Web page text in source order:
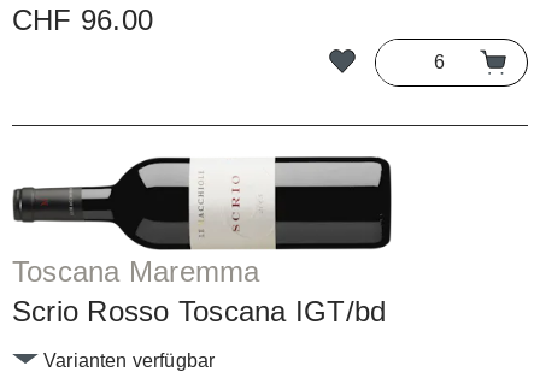
CHF 96.00
Toscana Maremma
Scrio Rosso Toscana IGT/bd
Varianten verfügbar